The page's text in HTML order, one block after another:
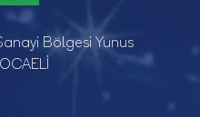
Bölgesi Yunus